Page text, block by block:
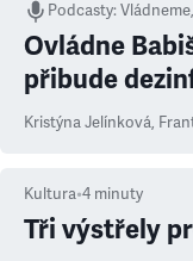
Podcasty:
Ovládne
přibude
Kristýna Jelínková,
Kultura•4 minuty
Tři výstřely